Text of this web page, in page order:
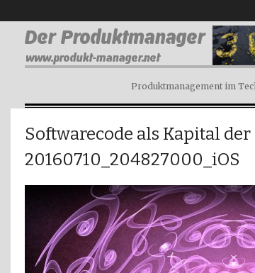
Produktmanagement im
Softwarecode als Kapital
20160710_204827000_iOS